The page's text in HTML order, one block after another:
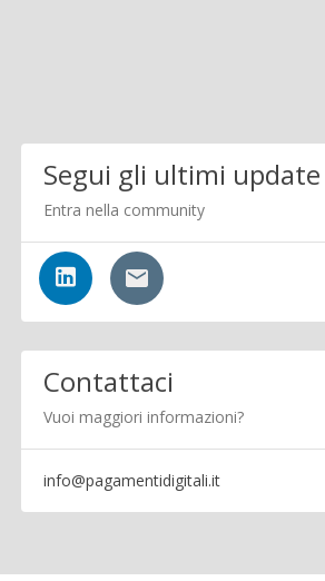
Segui gli ultimi update
Entra nella community
Contattaci
Vuoi maggiori informazioni?
info@pagamentidigitali.it